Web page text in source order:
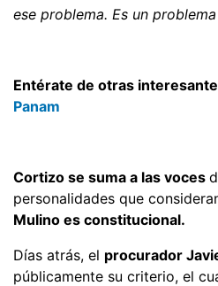
ese problema. Es un
Entérate de otras
Panam
Cortizo se suma a las voces
personalidades que
Mulino es constitucional.
Días atrás, el procurador
públicamente su criterio, el